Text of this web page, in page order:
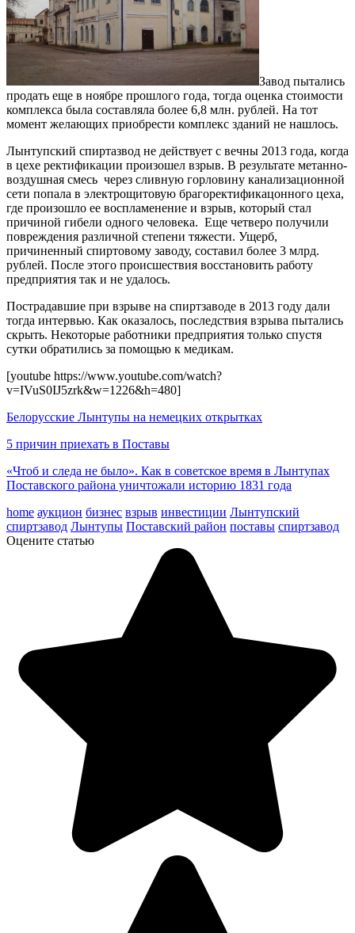
Завод пытались
продать еще в ноябре прошлого года, тогда оценка стоимости
комплекса была составляла более 6,8 млн. рублей. На тот
момент желающих приобрести комплекс зданий не нашлось.
Лынтупский спиртазвод не действует с вечны 2013 года, когда
в цехе ректификации произошел взрыв. В результате метанно-
воздушная смесь через сливную горловину канализационной
сети попала в электрощитовую брагоректификацонного цеха,
где произошло ее воспламенение и взрыв, который стал
причиной гибели одного человека. Еще четверо получили
повреждения различной степени тяжести. Ущерб,
причиненный спиртовому заводу, составил более 3 млрд.
рублей. После этого происшествия восстановить работу
предприятия так и не удалось.
Пострадавшие при взрыве на спиртзаводе в 2013 году дали
тогда интервью. Как оказалось, последствия взрыва пытались
скрыть. Некоторые работники предприятия только спустя
сутки обратились за помощью к медикам.
[youtube https://www.youtube.com/watch?
v=IVuS0IJ5zrk&w=1226&h=480]
Белорусские Лынтупы на немецких открытках
5 причин приехать в Поставы
«Чтоб и следа не было». Как в советское время в Лынтупах
Поставского района уничтожали историю 1831 года
home аукцион бизнес взрыв инвестиции Лынтупский
спиртзавод Лынтупы Поставский район поставы спиртзавод
Оцените статью